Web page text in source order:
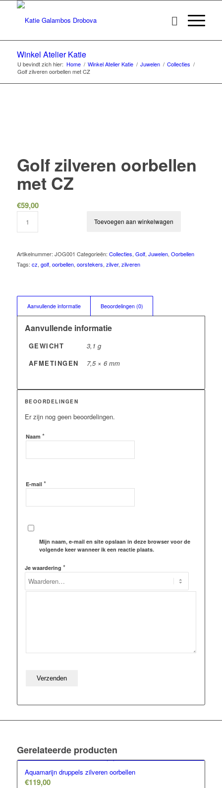
Winkel Atelier Katie
U bevindt zich hier: Home / Winkel Atelier Katie / Juwelen / Collecties /
Golf zilveren oorbellen met CZ
Golf zilveren oorbellen
met CZ
€59,00
Toevoegen aan winkelwagen
Artikelnummer: JOG001 Categorieën: Collecties, Golf, Juwelen, Oorbellen
Tags: cz, golf, oorbellen, oorstekers, zilver, zilveren
Aanvullende informatie Beoordelingen (0)
Aanvullende informatie
GEWICHT
3,1 g
AFMETINGEN
7,5 × 6 mm
BEOORDELINGEN
Er zijn nog geen beoordelingen.
Naam *
E-mail *
Mijn naam, e-mail en site opslaan in deze browser voor de
volgende keer wanneer ik een reactie plaats.
Je waardering *
Gerelateerde producten
Aquamarijn druppels zilveren oorbellen
€119,00